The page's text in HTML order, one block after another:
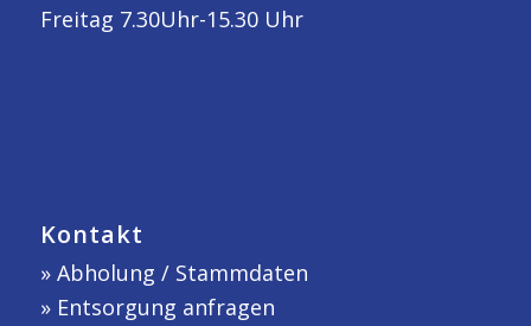
Freitag 7.30Uhr-15.30 Uhr
Kontakt
» Abholung / Stammdaten
» Entsorgung anfragen